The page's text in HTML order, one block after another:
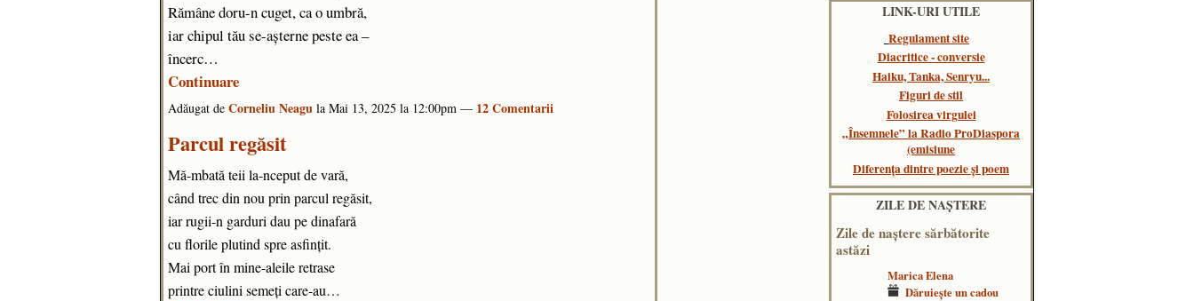
Rămâne doru-n cuget, ca o umbră,
iar chipul tău se-așterne peste ea –
încerc…
Continuare
Adăugat de Corneliu Neagu la Mai 13, 2025 la 12:00pm — 12 Comentarii
Parcul regăsit
Mă-mbată teii la-nceput de vară,
când trec din nou prin parcul regăsit,
iar rugii-n garduri dau pe dinafară
cu florile plutind spre asfințit.
Mai port în mine-aleile retrase
printre ciulini semeți care-au…
LINK-URI UTILE
Regulament site
Diacritice - conversie
Haiku, Tanka, Senryu...
Figuri de stil
Folosirea virgulei
„Însemnele” la Radio ProDiaspora
(emisiune
Diferența dintre poezie și poem
ZILE DE NAŞTERE
Zile de naştere sărbătorite
astăzi
Marica Elena
Dăruieşte un cadou